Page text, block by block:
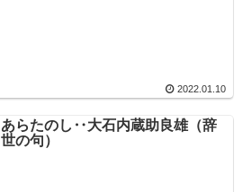
2022.01.10
あらたのし‥大石内蔵助良雄（辞
世の句）